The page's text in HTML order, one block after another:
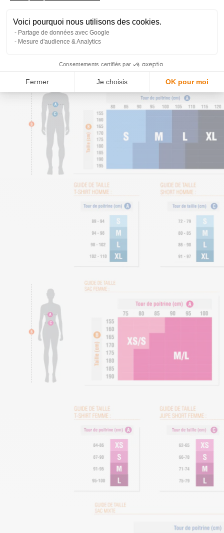
Voici pourquoi nous utilisons des cookies.
Partage de données avec Google
Mesure d'audience & Analytics
Consentements certifiés par
Fermer Je choisis OK pour moi
Guide des tailles